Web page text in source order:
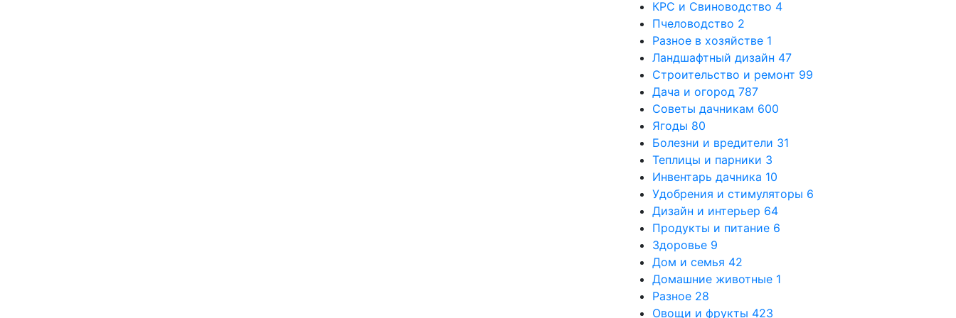
КРС и Свиноводство 4
Пчеловодство 2
Разное в хозяйстве 1
Ландшафтный дизайн 47
Строительство и ремонт 99
Дача и огород 787
Советы дачникам 600
Ягоды 80
Болезни и вредители 31
Теплицы и парники 3
Инвентарь дачника 10
Удобрения и стимуляторы 6
Дизайн и интерьер 64
Продукты и питание 6
Здоровье 9
Дом и семья 42
Домашние животные 1
Разное 28
Овощи и фрукты 423